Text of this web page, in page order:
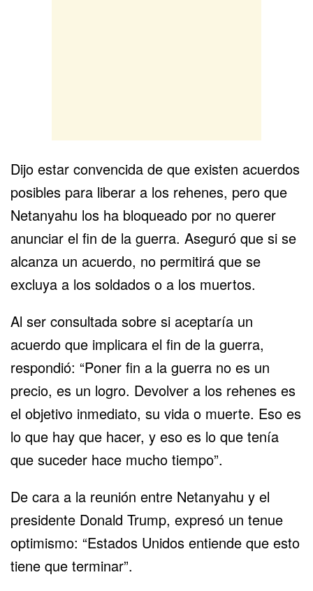
Dijo estar convencida de que existen acuerdos
posibles para liberar a los rehenes, pero que
Netanyahu los ha bloqueado por no querer
anunciar el fin de la guerra. Aseguró que si se
alcanza un acuerdo, no permitirá que se
excluya a los soldados o a los muertos.
Al ser consultada sobre si aceptaría un
acuerdo que implicara el fin de la guerra,
respondió: “Poner fin a la guerra no es un
precio, es un logro. Devolver a los rehenes es
el objetivo inmediato, su vida o muerte. Eso es
lo que hay que hacer, y eso es lo que tenía
que suceder hace mucho tiempo”.
De cara a la reunión entre Netanyahu y el
presidente Donald Trump, expresó un tenue
optimismo: “Estados Unidos entiende que esto
tiene que terminar”.